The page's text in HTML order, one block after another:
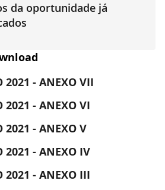
da oportunidade já
2021 - ANEXO VII
2021 - ANEXO VI
2021 - ANEXO V
2021 - ANEXO IV
2021 - ANEXO III